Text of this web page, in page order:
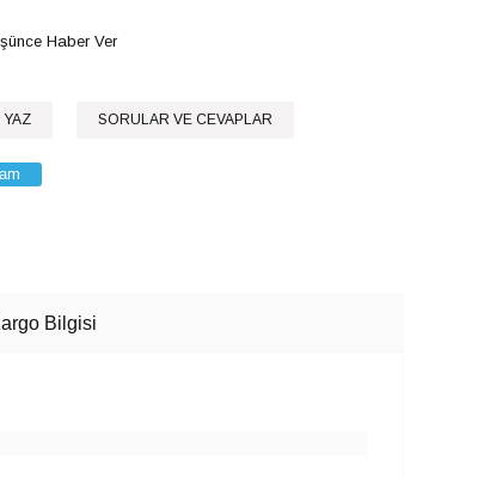
Haber Ver
YAZ SORULAR VE CEVAPLAR
Bilgisi